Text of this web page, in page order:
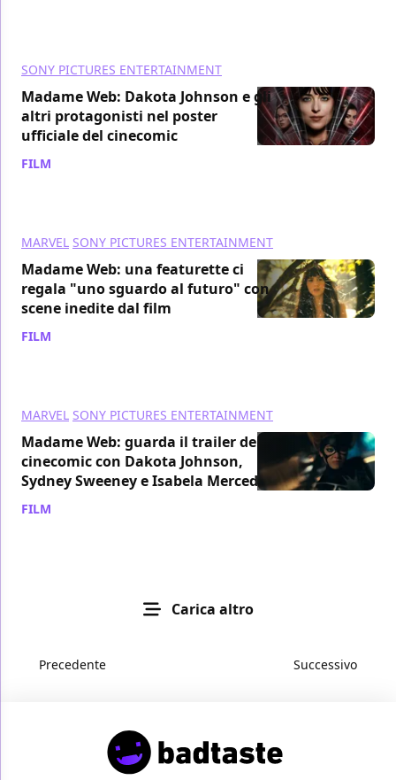
SONY PICTURES ENTERTAINMENT
Madame Web: Dakota Johnson e gli
altri protagonisti nel poster
ufficiale del cinecomic
FILM
MARVEL SONY PICTURES ENTERTAINMENT
Madame Web: una featurette ci
regala "uno sguardo al futuro" con
scene inedite dal film
FILM
MARVEL SONY PICTURES ENTERTAINMENT
Madame Web: guarda il trailer del
cinecomic con Dakota Johnson,
Sydney Sweeney e Isabela Merced
FILM
Carica altro
Precedente Successivo